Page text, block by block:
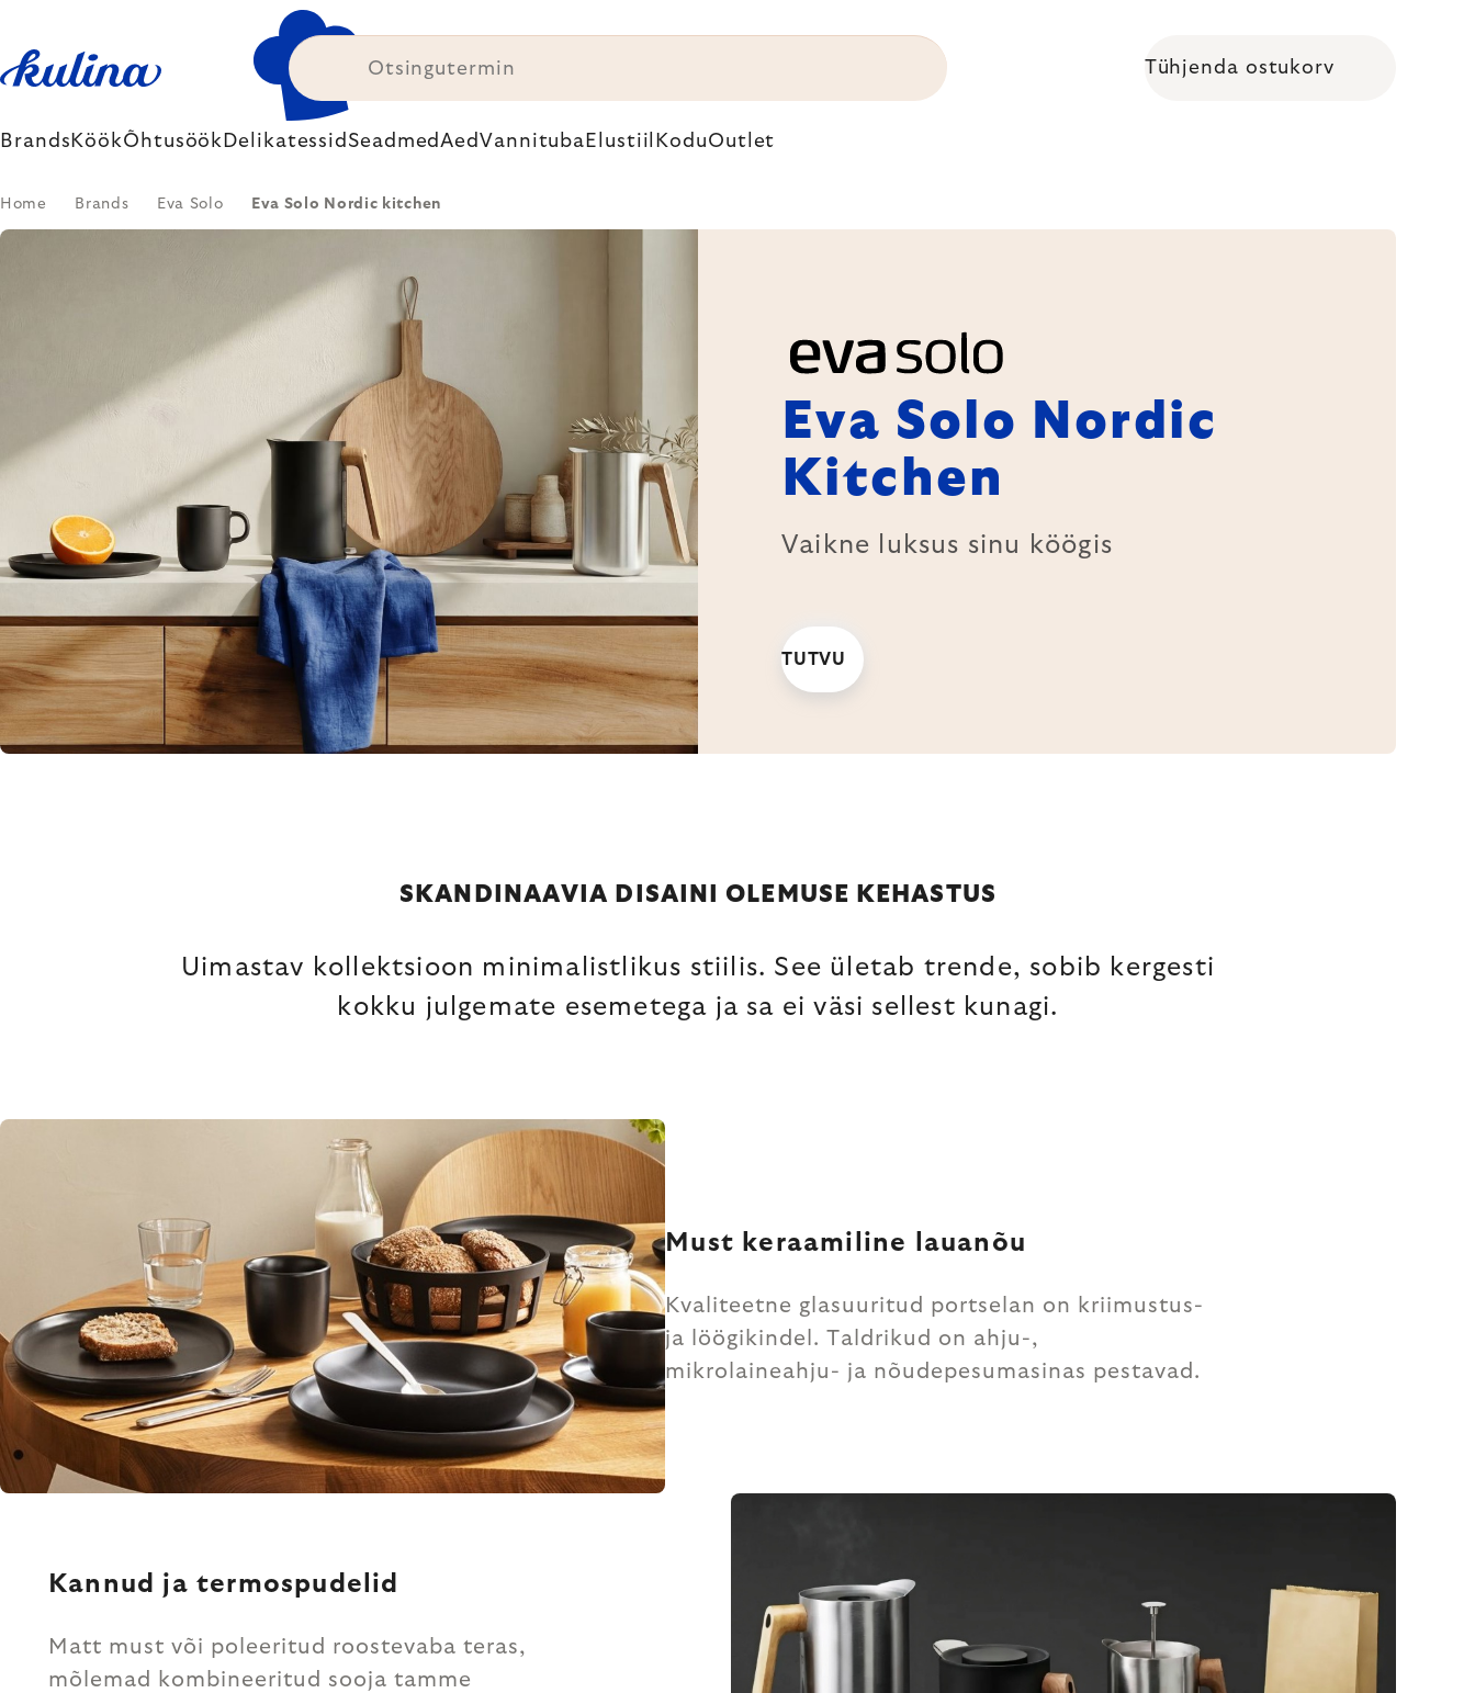
content
Tühjenda ostukorv
Brands KöökÕhtusöök Delikatessid SeadmedAedVannituba Elustiil KoduOutlet
Home Brands Eva Solo Eva Solo Nordic kitchen
Eva Solo Nordic
Kitchen
Vaikne luksus sinu köögis
TUTVU
SKANDINAAVIA DISAINI OLEMUSE KEHASTUS
Uimastav kollektsioon minimalistlikus stiilis. See ületab trende, sobib kergesti
kokku julgemate esemetega ja sa ei väsi sellest kunagi.
Must keraamiline lauanõu
Kvaliteetne glasuuritud portselan on kriimustus-
ja löögikindel. Taldrikud on ahju-,
mikrolaineahju- ja nõudepesumasinas pestavad.
Kannud ja termospudelid
Matt must või poleeritud roostevaba teras,
mõlemad kombineeritud sooja tamme